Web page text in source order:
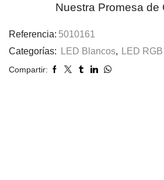
Nuestra Promesa de
Referencia: 5010161
Categorías:
LED Blancos, LED RGB
Compartir: